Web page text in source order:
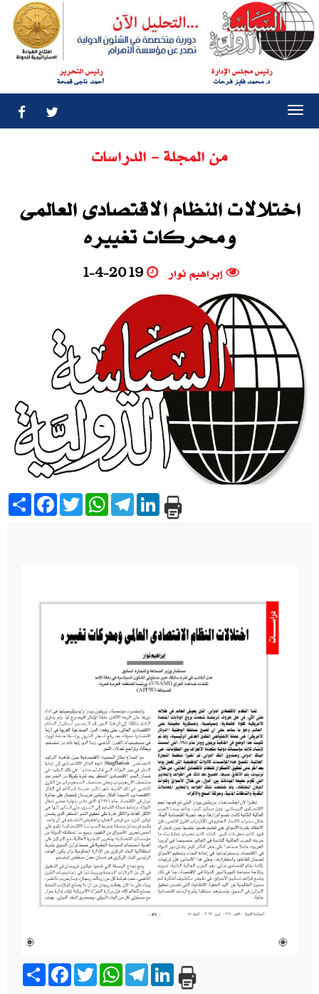
رئيس مجلس الإدارة
د. محمد فايز فرحات
رئيس التحرير
أحمد ناجى قمحة
من المجلة - الدراسات
اختلالات النظام الاقتصادى العالمى
ومحركات تغييره
إبراهيم نوار 1-4-2019
Share Facebook
TwitterWhatsAppTelegramLinkedIn
Share
FacebookTwitter
WhatsApp
Telegram
LinkedIn